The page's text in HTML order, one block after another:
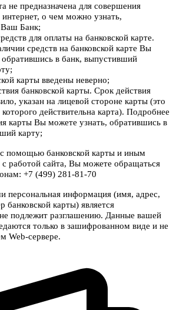
не предназначена для совершения
интернет, о чем можно узнать,
Банк;
для оплаты на банковской карте.
средств на банковской карте Вы
обратившись в банк, выпустивший
карты введены неверно;
банковской карты. Срок действия
указан на лицевой стороне карты (это
действительна карта). Подробнее
карты Вы можете узнать, обратившись в
карту;
помощью банковской карты и иным
работой сайта, Вы можете обращаться
+7 (499) 281-81-70
персональная информация (имя, адрес,
банковской карты) является
подлежит разглашению. Данные вашей
только в зашифрованном виде и не
Web-сервере.